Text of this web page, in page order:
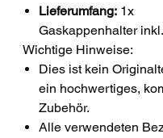
Lieferumfang: 1x
Gaskappenhalter
Wichtige Hinweise:
Dies ist kein
ein hochwertiges,
Zubehör.
Alle verwendeten